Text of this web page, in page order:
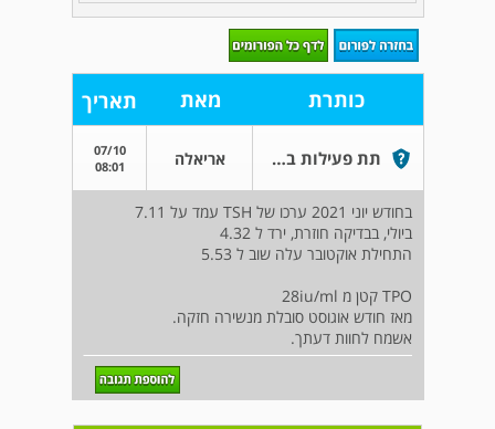
כותרת מאת תאריך
תת פעילות בלוטת התריס אריאלה
07/10
08:01
בחודש יוני 2021 ערכו של TSH עמד על 7.11
ביולי, בבדיקה חוזרת, ירד ל 4.32
התחילת אוקטובר עלה שוב ל 5.53
TPO קטן מ 28iu/ml
מאז חודש אוגוסט סובלת מנשירה חזקה.
אשמח לחוות דעתך.